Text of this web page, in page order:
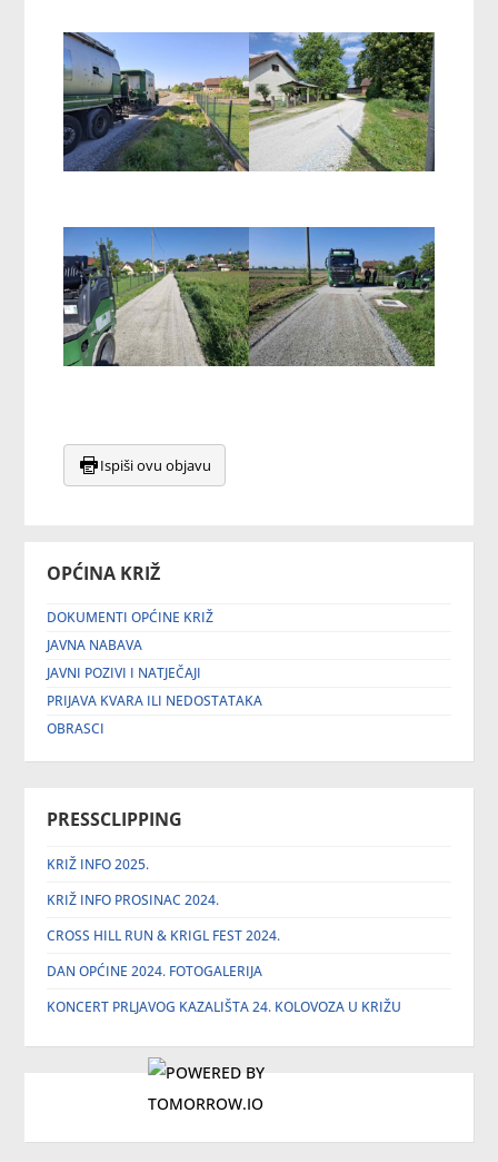
OPĆINA KRIŽ
DOKUMENTI OPĆINE KRIŽ
JAVNA NABAVA
JAVNI POZIVI I NATJEČAJI
PRIJAVA KVARA ILI NEDOSTATAKA
OBRASCI
PRESSCLIPPING
KRIŽ INFO 2025.
KRIŽ INFO PROSINAC 2024.
CROSS HILL RUN & KRIGL FEST 2024.
DAN OPĆINE 2024. FOTOGALERIJA
KONCERT PRLJAVOG KAZALIŠTA 24. KOLOVOZA U KRIŽU
Ispiši ovu objavu